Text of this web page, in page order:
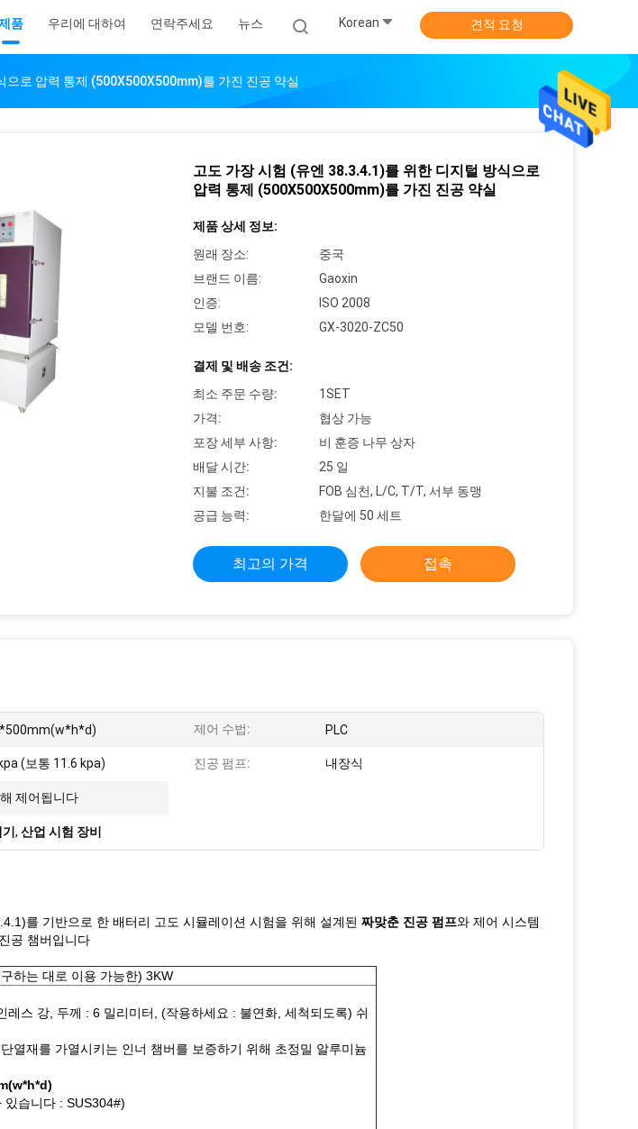
품 우리에 대하여 연락주세요 뉴스 Korean 견적 요청
로 압력 통제 (500X500X500mm)를 가진 진공 약실
고도 가장 시험 (유엔 38.3.4.1)를 위한 디지털 방식으로
압력 통제 (500X500X500mm)를 가진 진공 약실
제품 상세 정보:
원래 장소:
중국
브랜드 이름:
Gaoxin
인증:
ISO 2008
모델 번호:
GX-3020-ZC50
결제 및 배송 조건:
최소 주문 수량:
1SET
가격:
협상 가능
포장 세부 사항:
비 훈증 나무 상자
배달 시간:
25 일
지불 조건:
FOB 심천, L/C, T/T, 서부 동맹
공급 능력:
한달에 50 세트
최고의 가격 접촉
제어 수법: PLC
(보통 11.6 kpa) 진공 펌프: 내장식
제어됩니다
, 산업 시험 장비
를 기반으로 한 배터리 고도 시뮬레이션 시험을 위해 설계된 짜맞춘 진공 펌프와 제어 시스템
공 챔버입니다
하는 대로 이용 가능한) 3KW
레스 강, 두께 : 6 밀리미터, (작용하세요 : 불연화, 세척되도록) 쉬
열재를 가열시키는 인너 챔버를 보증하기 위해 초정밀 알루미늄
있습니다 : SUS304#)